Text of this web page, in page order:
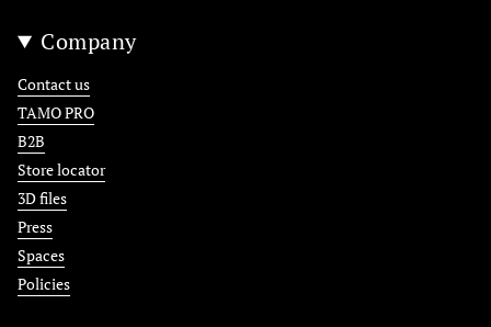
Company
Contact us
TAMO PRO
B2B
Store locator
3D files
Press
Spaces
Policies